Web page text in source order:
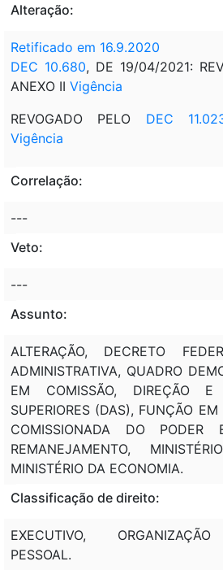
Alteração:
Retificado em 16.9.2020
DEC 10.680, DE 19/04/2021:
ANEXO II Vigência
REVOGADO PELO DEC
Vigência
Correlação:
---
Veto:
---
Assunto:
ALTERAÇÃO, DECRETO
ADMINISTRATIVA, QUADRO
EM COMISSÃO, DIREÇÃO E
SUPERIORES (DAS), FUNÇÃO
COMISSIONADA DO PODER
REMANEJAMENTO,
MINISTÉRIO DA ECONOMIA.
Classificação de direito:
EXECUTIVO,
PESSOAL.